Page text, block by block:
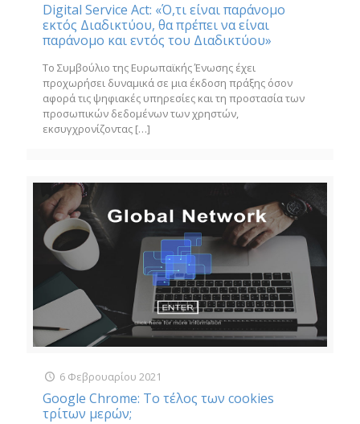
Digital Service Act: «Ό,τι είναι παράνομο
εκτός Διαδικτύου, θα πρέπει να είναι
παράνομο και εντός του Διαδικτύου»
Το Συμβούλιο της Ευρωπαϊκής Ένωσης έχει
προχωρήσει δυναμικά σε μια έκδοση πράξης όσον
αφορά τις ψηφιακές υπηρεσίες και τη προστασία των
προσωπικών δεδομένων των χρηστών,
εκσυγχρονίζοντας […]
6 Φεβρουαρίου 2021
Google Chrome: Το τέλος των cookies
τρίτων μερών;